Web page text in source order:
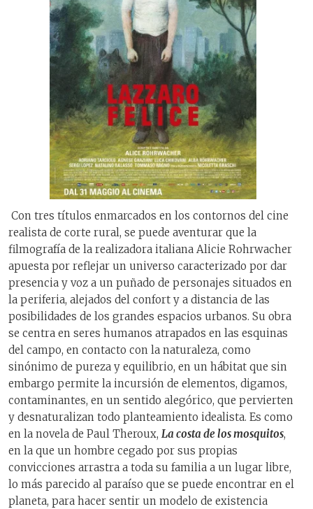
Con tres títulos enmarcados en los contornos del cine
realista de corte rural, se puede aventurar que la
filmografía de la realizadora italiana Alicie Rohrwacher
apuesta por reflejar un universo caracterizado por dar
presencia y voz a un puñado de personajes situados en
la periferia, alejados del confort y a distancia de las
posibilidades de los grandes espacios urbanos. Su obra
se centra en seres humanos atrapados en las esquinas
del campo, en contacto con la naturaleza, como
sinónimo de pureza y equilibrio, en un hábitat que sin
embargo permite la incursión de elementos, digamos,
contaminantes, en un sentido alegórico, que pervierten
y desnaturalizan todo planteamiento idealista. Es como
en la novela de Paul Theroux, La costa de los mosquitos,
en la que un hombre cegado por sus propias
convicciones arrastra a toda su familia a un lugar libre,
lo más parecido al paraíso que se puede encontrar en el
planeta, para hacer sentir un modelo de existencia